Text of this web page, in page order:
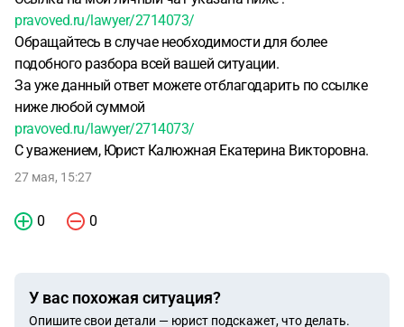
pravoved.ru/lawyer/2714073/
Обращайтесь в случае необходимости для более
подобного разбора всей вашей ситуации.
За уже данный ответ можете отблагодарить по ссылке
ниже любой суммой
pravoved.ru/lawyer/2714073/
С уважением, Юрист Калюжная Екатерина Викторовна.
27 мая, 15:27
0 0
У вас похожая ситуация?
Опишите свои детали — юрист подскажет, что делать.